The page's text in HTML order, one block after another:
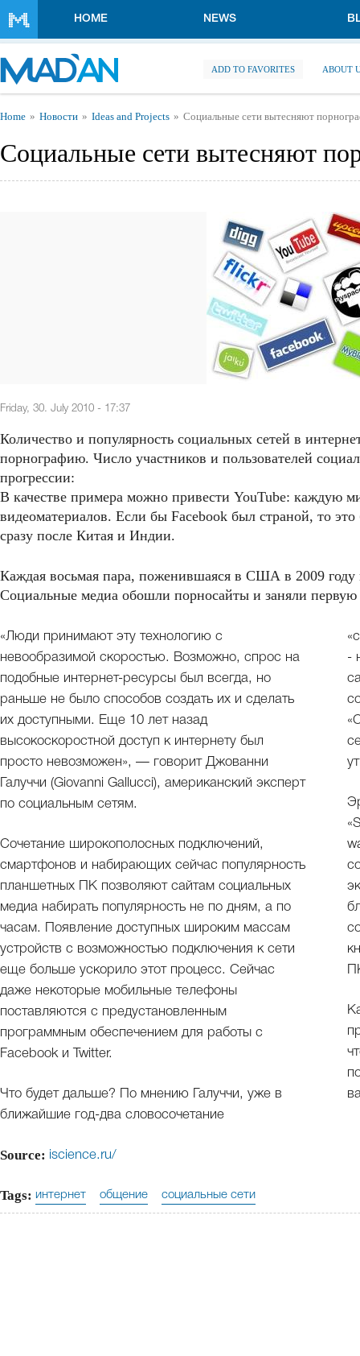
HOME NEWS
ADD TO FAVORITES ABOUT
You are here
Home Новости Ideas and Projects Социальные сети вытесняют
Социальные сети вытесняют
Friday, 30. July 2010 - 17:37
Количество и популярность социальных сетей в
порнографию. Число участников и пользователей
прогрессии:
В качестве примера можно привести YouTube: каждую
видеоматериалов. Если бы Facebook был страной, то
сразу после Китая и Индии.
Каждая восьмая пара, поженившаяся в США в 2009 году
Социальные медиа обошли порносайты и заняли первую
«Люди принимают эту технологию с
невообразимой скоростью. Возможно, спрос на
подобные интернет-ресурсы был всегда, но
раньше не было способов создать их и сделать
их доступными. Еще 10 лет назад
высокоскоростной доступ к интернету был
просто невозможен», — говорит Джованни
Галуччи (Giovanni Gallucci), американский эксперт
по социальным сетям.
Сочетание широкополосных подключений,
смартфонов и набирающих сейчас популярность
планшетных ПК позволяют сайтам социальных
медиа набирать популярность не по дням, а по
часам. Появление доступных широким массам
устройств с возможностью подключения к сети
еще больше ускорило этот процесс. Сейчас
даже некоторые мобильные телефоны
поставляются с предустановленным
программным обеспечением для работы с
Facebook и Twitter.
Что будет дальше? По мнению Галуччи, уже в
ближайшие год-два словосочетание
-
Source: iscience.ru/
Tags: интернет общение социальные сети